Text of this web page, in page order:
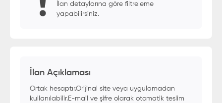
İlan detaylarına göre filtreleme
yapabilirsiniz.
İlan Açıklaması
Ortak hesaptır.Orijinal site veya uygulamadan
kullanılabilir.E-mail ve şifre olarak otomatik teslim